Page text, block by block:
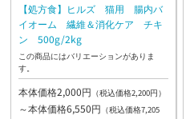
【処方食】ヒルズ 猫用 腸内バ
イオーム 繊維＆消化ケア チキ
ン 500g/2kg
この商品にはバリエーションがありま
す。
本体価格2,000円 （税込価格2,200円）
～本体価格6,550円 （税込価格7,205